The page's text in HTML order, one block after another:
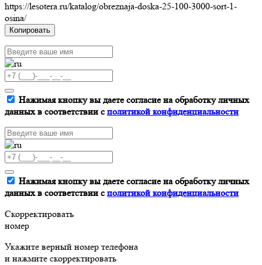
https://lesotera.ru/katalog/obreznaja-doska-25-100-3000-sort-1-
osina/
Копировать
Нажимая кнопку вы даете согласие на обработку личных
данных в соответствии сполитикой конфиденциальности
Нажимая кнопку вы даете согласие на обработку личных
данных в соответствии сполитикой конфиденциальности
Скорректировать
номер
Укажите верный номер телефона
и нажмите скорректировать